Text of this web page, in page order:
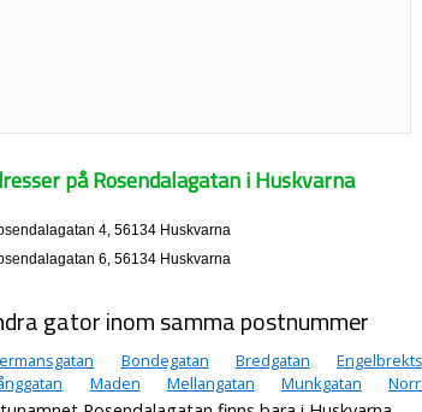
på Rosendalagatan i Huskvarna
4, 56134 Huskvarna
6, 56134 Huskvarna
gator inom samma postnummer
Bondegatan Bredgatan
Maden Mellangatan Munkgatan